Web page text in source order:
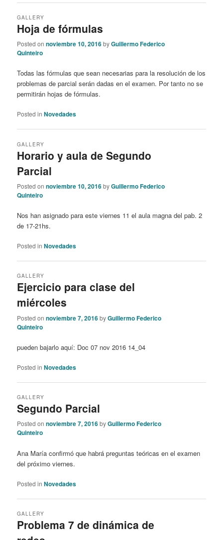
Hoja de fórmulas
GALLERY
Posted onnoviembre 10, 2016byGuillermo Federico
Quinteiro
Todas las fórmulas que sean necesarias para la resolución de los
problemas de parcial serán dadas en el examen. Por tanto no se
permitirán hojas de fórmulas.
Posted in Novedades
Horario y aula de Segundo
Parcial
GALLERY
Posted onnoviembre 10, 2016byGuillermo Federico
Quinteiro
Nos han asignado para este viernes 11 el aula magna del pab. 2
de 17-21hs.
Posted in Novedades
Ejercicio para clase del
miércoles
GALLERY
Posted onnoviembre 7, 2016byGuillermo Federico
Quinteiro
pueden bajarlo aquí: Doc 07 nov 2016 14_04
Posted in Novedades
Segundo Parcial
GALLERY
Posted onnoviembre 7, 2016byGuillermo Federico
Quinteiro
Ana María confirmó que habrá preguntas teóricas en el examen
del próximo viernes.
Posted in Novedades
Problema 7 de dinámica de
GALLERY